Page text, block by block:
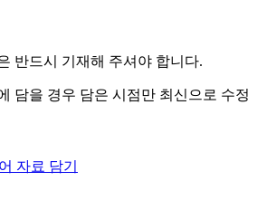
반드시 기재해 주셔야 합니다.
담을 경우 담은 시점만 최신으로 수정
자료 담기